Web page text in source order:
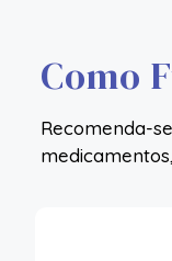
Como
Recomenda-